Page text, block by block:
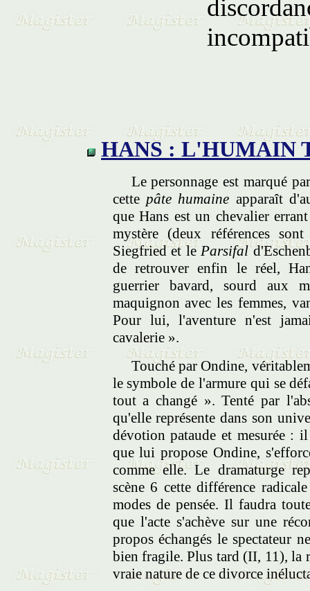
HANS : L'HUMAIN
Le personnage est marqué
cette pâte humaine apparaît
que Hans est un chevalier
mystère (deux références
Siegfried et leParsifal
de retrouver enfin le réel,
guerrier bavard, sourd aux
maquignon avec les femmes,
Pour lui, l'aventure n'est
cavalerie ».
Touché par Ondine,
le symbole de l'armure qui se
tout a changé ». Tenté par
qu'elle représente dans son
dévotion pataude et mesurée :
que lui propose Ondine,
comme elle. Le dramaturge
scène 6 cette différence
modes de pensée. Il faudra
que l'acte s'achève sur une
propos échangés le spectateur
bien fragile. Plus tard (II, 11), la
vraie nature de ce divorce